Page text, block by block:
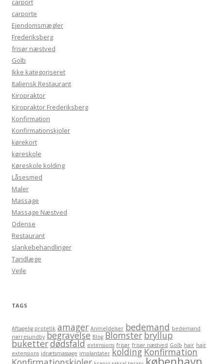
carport
carporte
Ejendomsmægler
Frederiksberg
frisør næstved
Golb
Ikke kategoriseret
Italiensk Restaurant
Kiropraktor
Kiropraktor Frederiksberg
Konfirmation
Konfirmationskjoler
kørekort
køreskole
Køreskole kolding
Låsesmed
Maler
Massage
Massage Næstved
Odense
Restaurant
slankebehandlinger
Tandlæge
Vejle
TAGS
Aftagelig protetik amager Anmeldelser bedemand bedemand
nørresundby begravelse Blog Blomsterbryllup
buketterdødsfald extensions frisør frisør næstved Golb hair hair
extensions idrætsmassage implantater koldingKonfirmation